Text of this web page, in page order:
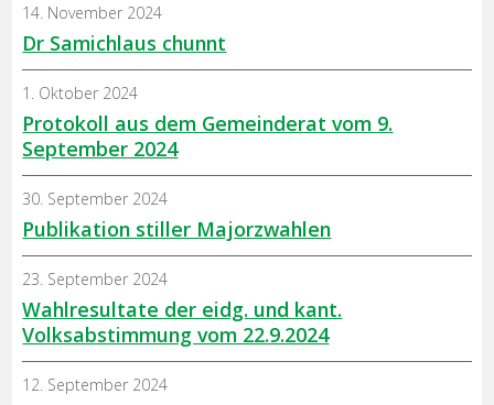
Dr Samichlaus chunnt
14. November 2024
Protokoll aus dem Gemeinderat vom 9.
September 2024
1. Oktober 2024
Publikation stiller Majorzwahlen
30. September 2024
Wahlresultate der eidg. und kant.
Volksabstimmung vom 22.9.2024
23. September 2024
12. September 2024